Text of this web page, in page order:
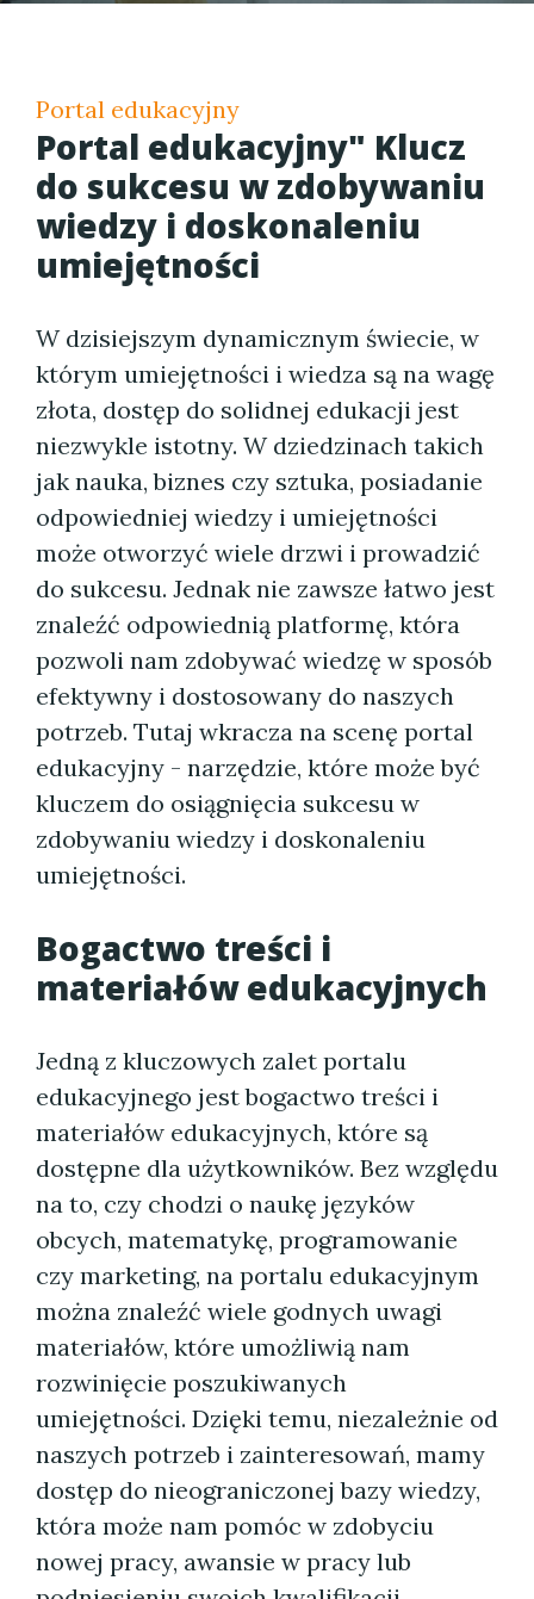
Portal edukacyjny
Portal edukacyjny" Klucz
do sukcesu w zdobywaniu
wiedzy i doskonaleniu
umiejętności
W dzisiejszym dynamicznym świecie, w
którym umiejętności i wiedza są na wagę
złota, dostęp do solidnej edukacji jest
niezwykle istotny. W dziedzinach takich
jak nauka, biznes czy sztuka, posiadanie
odpowiedniej wiedzy i umiejętności
może otworzyć wiele drzwi i prowadzić
do sukcesu. Jednak nie zawsze łatwo jest
znaleźć odpowiednią platformę, która
pozwoli nam zdobywać wiedzę w sposób
efektywny i dostosowany do naszych
potrzeb. Tutaj wkracza na scenę portal
edukacyjny - narzędzie, które może być
kluczem do osiągnięcia sukcesu w
zdobywaniu wiedzy i doskonaleniu
umiejętności.
Bogactwo treści i
materiałów edukacyjnych
Jedną z kluczowych zalet portalu
edukacyjnego jest bogactwo treści i
materiałów edukacyjnych, które są
dostępne dla użytkowników. Bez względu
na to, czy chodzi o naukę języków
obcych, matematykę, programowanie
czy marketing, na portalu edukacyjnym
można znaleźć wiele godnych uwagi
materiałów, które umożliwią nam
rozwinięcie poszukiwanych
umiejętności. Dzięki temu, niezależnie od
naszych potrzeb i zainteresowań, mamy
dostęp do nieograniczonej bazy wiedzy,
która może nam pomóc w zdobyciu
nowej pracy, awansie w pracy lub